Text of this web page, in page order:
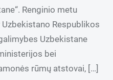
Renginio metu
Respublikos
Uzbekistane
bei
rūmų atstovai, […]